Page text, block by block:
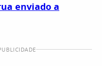
enviado a